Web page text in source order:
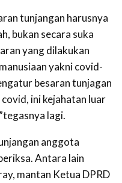
tunjangan harusnya
bukan secara suka
yang dilakukan
yakni covid-
besaran tunjagan
ini kejahatan luar
lagi.
anggota
Antara lain
mantan Ketua DPRD